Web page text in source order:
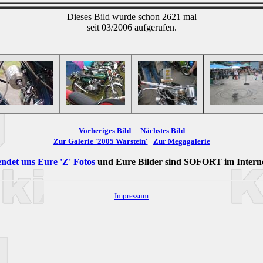
Dieses Bild wurde schon 2621 mal
seit 03/2006 aufgerufen.
Vorheriges Bild
Nächstes Bild
Zur Galerie '2005 Warstein'
Zur Megagalerie
uns Eure 'Z' Fotosund Eure Bilder sind SOFORTim
Impressum